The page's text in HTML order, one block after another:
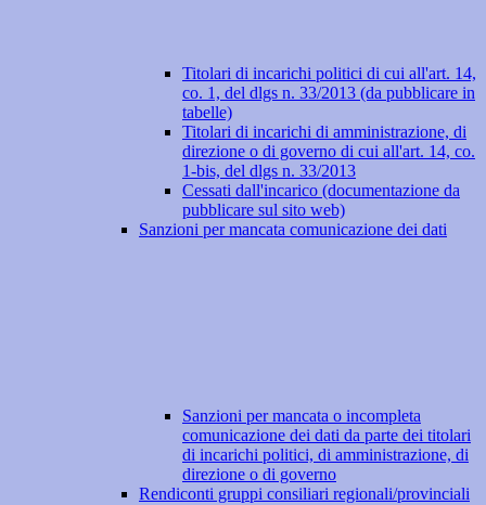
Titolari di incarichi politici di cui all'art. 14,
co. 1, del dlgs n. 33/2013 (da pubblicare in
tabelle)
Titolari di incarichi di amministrazione, di
direzione o di governo di cui all'art. 14, co.
1-bis, del dlgs n. 33/2013
Cessati dall'incarico (documentazione da
pubblicare sul sito web)
Sanzioni per mancata comunicazione dei dati
Sanzioni per mancata o incompleta
comunicazione dei dati da parte dei titolari
di incarichi politici, di amministrazione, di
direzione o di governo
Rendiconti gruppi consiliari regionali/provinciali